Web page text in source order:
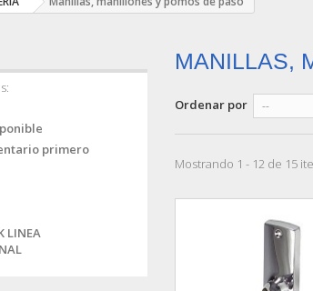
primero
LINEA
MANILLAS,
Ordenar por --
Mostrando 1 - 12 de 15